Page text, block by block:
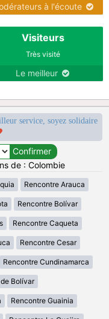
à l'écoute
Visiteurs
Très visité
Le meilleur
service, soyez solidaire
de : Colombie
Rencontre Arauca
Rencontre Bolívar
Rencontre Caqueta
Rencontre Cesar
Rencontre Cundinamarca
Bolívar
Rencontre Guainia